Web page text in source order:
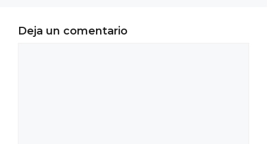
Deja un comentario